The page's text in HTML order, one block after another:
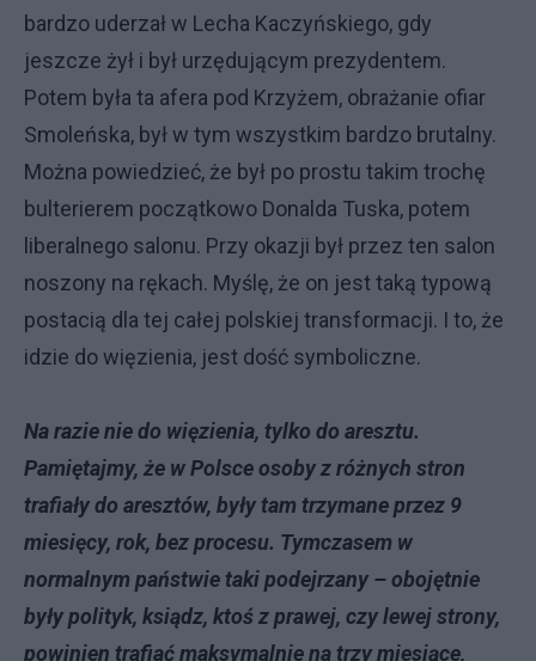
bardzo uderzał w Lecha Kaczyńskiego, gdy
jeszcze żył i był urzędującym prezydentem.
Potem była ta afera pod Krzyżem, obrażanie ofiar
Smoleńska, był w tym wszystkim bardzo brutalny.
Można powiedzieć, że był po prostu takim trochę
bulterierem początkowo Donalda Tuska, potem
liberalnego salonu. Przy okazji był przez ten salon
noszony na rękach. Myślę, że on jest taką typową
postacią dla tej całej polskiej transformacji. I to, że
idzie do więzienia, jest dość symboliczne.
Na razie nie do więzienia, tylko do aresztu.
Pamiętajmy, że w Polsce osoby z różnych stron
trafiały do aresztów, były tam trzymane przez 9
miesięcy, rok, bez procesu. Tymczasem w
normalnym państwie taki podejrzany – obojętnie
były polityk, ksiądz, ktoś z prawej, czy lewej strony,
powinien trafiać maksymalnie na trzy miesiące,